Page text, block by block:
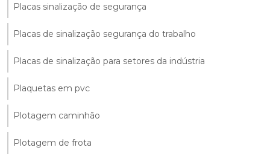
Placas sinalização de segurança
Placas de sinalização segurança do trabalho
Placas de sinalização para setores da indústria
Plaquetas em pvc
Plotagem caminhão
Plotagem de frota